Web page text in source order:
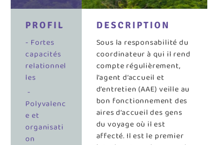
PROFIL
- Fortes
capacités
relationnel
les
-
Polyvalenc
e et
organisati
on
DESCRIPTION
Sous la responsabilité du
coordinateur à qui il rend
compte régulièrement,
l’agent d’accueil et
d’entretien (AAE) veille au
bon fonctionnement des
aires d’accueil des gens
du voyage où il est
affecté. Il est le premier